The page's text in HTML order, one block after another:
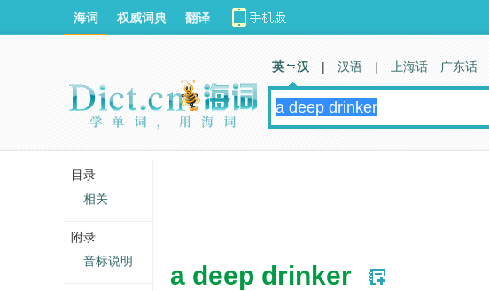
a deep drinker
海词 权威词典 翻译
英 汉 | 汉语 | 上海话 广东话
目录
相关
附录
音标说明